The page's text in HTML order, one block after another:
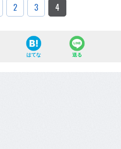
2 3 4
はてな 送る